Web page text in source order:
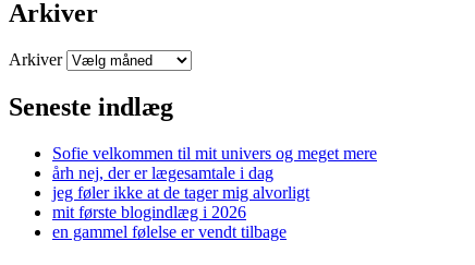
Arkiver
Arkiver
Seneste indlæg
Sofie velkommen til mit univers og meget mere
årh nej, der er lægesamtale i dag
jeg føler ikke at de tager mig alvorligt
mit første blogindlæg i 2026
en gammel følelse er vendt tilbage